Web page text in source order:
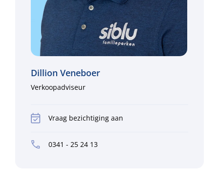
Dillion Veneboer
Verkoopadviseur
Vraag bezichtiging aan
0341 - 25 24 13